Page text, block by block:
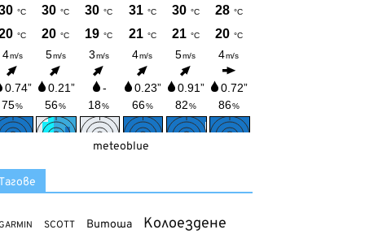
meteoblue
SCOTT Витоша Колоездене